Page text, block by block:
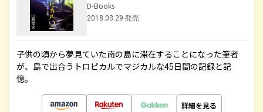
D-Books
2018.03.29 発売
子供の頃から夢見ていた南の島に滞在することになった筆者
が、島で出合うトロピカルでマジカルな45日間の記録と記
憶。
詳細を見る